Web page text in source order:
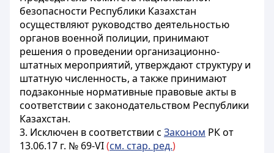
безопасности Республики Казахстан
осуществляют руководство деятельностью
органов военной полиции, принимают
решения о проведении организационно-
штатных мероприятий, утверждают структуру и
штатную численность, а также принимают
подзаконные нормативные правовые акты в
соответствии с законодательством Республики
Казахстан.
3. Исключен в соответствии с Законом РК от
13.06.17 г. № 69-VI(см. стар. ред.)